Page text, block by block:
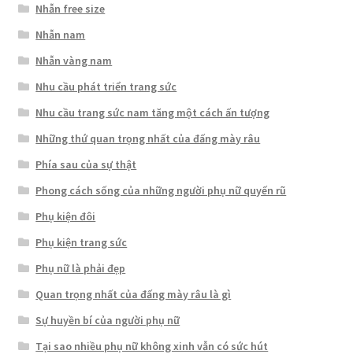
Nhẫn free size
Nhẫn nam
Nhẫn vàng nam
Nhu cầu phát triển trang sức
Nhu cầu trang sức nam tăng một cách ấn tượng
Những thứ quan trọng nhất của đấng mày râu
Phía sau của sự thật
Phong cách sống của những người phụ nữ quyến rũ
Phụ kiện đôi
Phụ kiện trang sức
Phụ nữ là phải đẹp
Quan trọng nhất của đấng mày râu là gì
Sự huyền bí của người phụ nữ
Tại sao nhiều phụ nữ không xinh vẫn có sức hút